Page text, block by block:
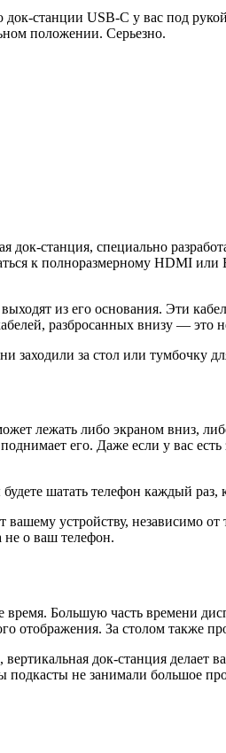
станции USB-C у вас под
положении. Серьезно.
станция, специально
к полноразмерному HDMI
из его основания. Эти
разбросанных внизу — это
заходили за стол или
лежать либо экраном вниз,
его. Даже если у вас
шатать телефон каждый раз,
устройству, независимо от
не о ваш телефон.
время. Большую часть времени
отображения. За столом также
док-станция
не занимали большое